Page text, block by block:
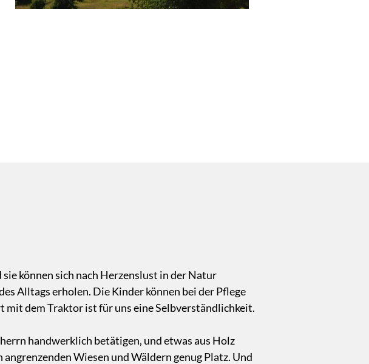
können sich nach Herzenslust in der Natur
Alltags erholen. Die Kinder können bei der Pflege
dem Traktor ist für uns eine Selbverständlichkeit.
handwerklich betätigen, und etwas aus Holz
Wiesen und Wäldern genug Platz. Und